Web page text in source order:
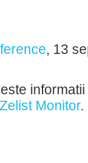
, 13
Monitor.